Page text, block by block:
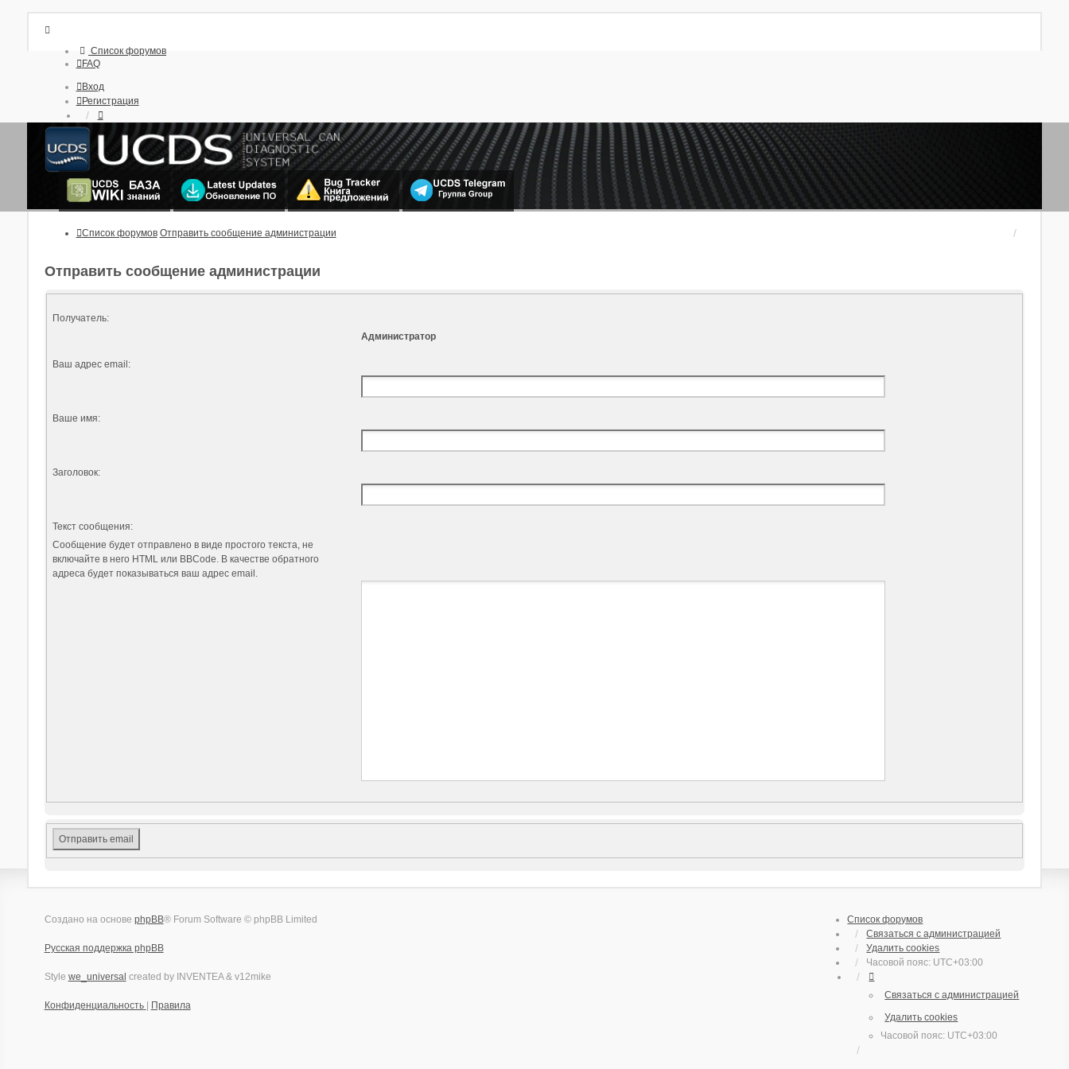
Список форумов
FAQ
Вход
Регистрация
Список форумов Отправить сообщение администрации
Отправить сообщение администрации
Получатель:
Администратор
Ваш адрес email:
Ваше имя:
Заголовок:
Текст сообщения:
Сообщение будет отправлено в виде простого текста, не
включайте в него HTML или BBCode. В качестве обратного
адреса будет показываться ваш адрес email.
Список форумов
Связаться с администрацией
Удалить cookies
Часовой пояс: UTC+03:00
Связаться с администрацией
Удалить cookies
Часовой пояс: UTC+03:00
Создано на основе phpBB® Forum Software © phpBB Limited
Русская поддержка phpBB
Style we_universal created by INVENTEA & v12mike
Конфиденциальность | Правила